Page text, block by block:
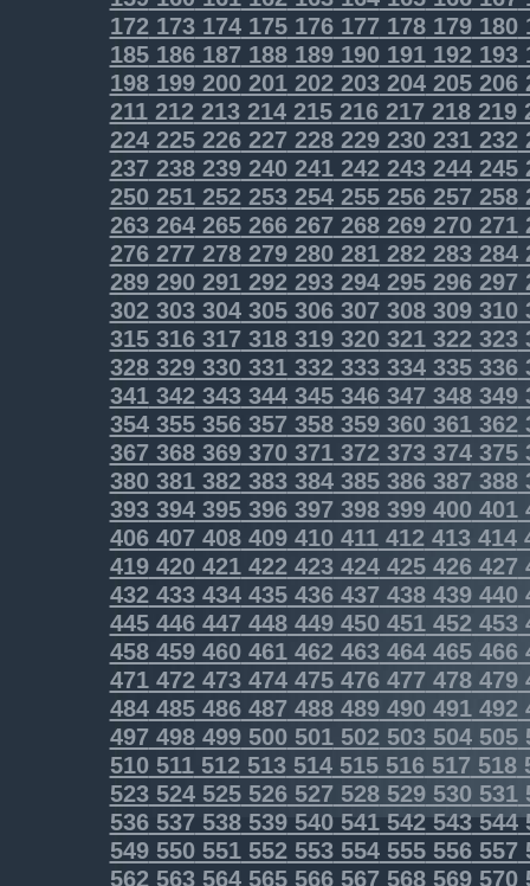
172173174175176177178179180
185186187188189190191192193
198199200201202203204205206
211212213214215216217218219
224225226227228229230231232
237238239240241242243244245
250251252253254255256257258
263264265266267268269270271
276277278279280281282283284
289290291292293294295296297
302303304305306307308309310
315316317318319320321322323
328329330331332333334335336
341342343344345346347348349
354355356357358359360361362
367368369370371372373374375
380381382383384385386387 388
393394395396397398399400401
406407408409410411412413414
419420421422423424425426427
432433434435436437438439440
445446447448449450451452453
458459460461462463464465466
471472473474475476477 478479
484485486487 488489490491492
497498499500501502503504505
510511512513514515516517 518
523524525526527 528529530 531
536537538539540541542543544
549550551552553554555556557
562563564565566567568569570